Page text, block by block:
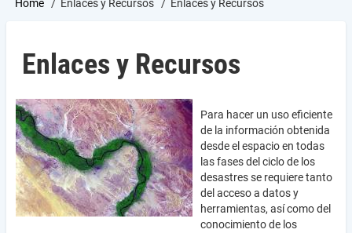
Breadcrumb
Home Enlaces y Recursos Enlaces y Recursos
Enlaces y Recursos
Para hacer un uso eficiente
de la información obtenida
desde el espacio en todas
las fases del ciclo de los
desastres se requiere tanto
del acceso a datos y
herramientas, así como del
conocimiento de los